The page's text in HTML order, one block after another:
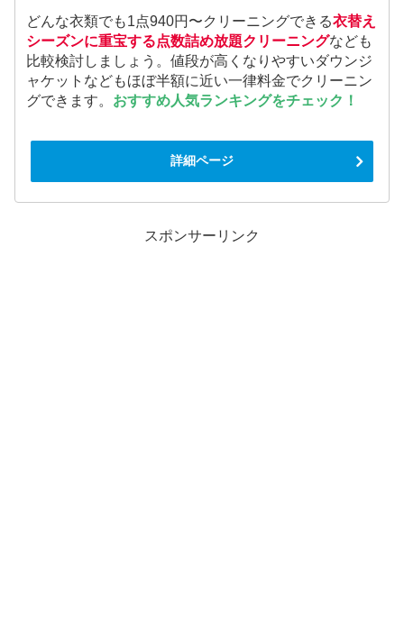
どんな衣類でも1点940円〜クリーニングできる衣替え
シーズンに重宝する点数詰め放題クリーニングなども
比較検討しましょう。値段が高くなりやすいダウンジ
ャケットなどもほぼ半額に近い一律料金でクリーニン
グできます。 おすすめ人気ランキングをチェック！
詳細ページ
スポンサーリンク